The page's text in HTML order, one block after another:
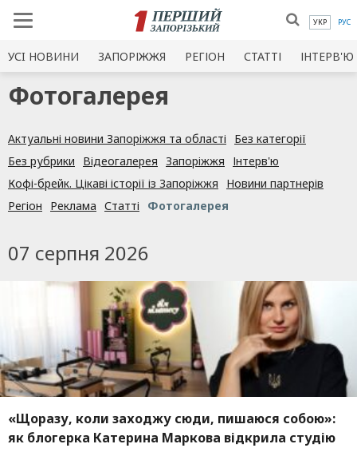
УКР РУС
УСI НОВИНИ ЗАПОРІЖЖЯ РЕГІОН СТАТТІ ІНТЕРВ'Ю
Фотогалерея
Актуальні новини Запоріжжя та області
Без категорії
Без рубрики
Відеогалерея Запоріжжя
Інтерв'ю
Кофі-брейк. Цікаві історії із Запоріжжя
Новини партнерів
Регіон
Реклама Статті Фотогалерея
07 серпня 2026
«Щоразу, коли заходжу сюди, пишаюся собою»:
як блогерка Катерина Маркова відкрила студію